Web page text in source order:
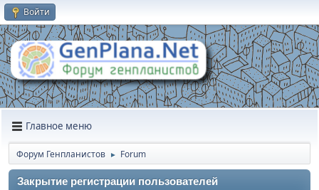
Войти
Главное меню
Форум Генпланистов ► Forum
Закрытие регистрации пользователей